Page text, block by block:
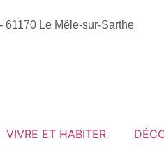
61170 Le Mêle-sur-Sarthe
VIVRE ET HABITER